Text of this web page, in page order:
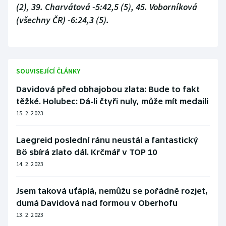
(2), 39. Charvátová -5:42,5 (5), 45. Voborníková
(všechny ČR) -6:24,3 (5).
SOUVISEJÍCÍ ČLÁNKY
Davidová před obhajobou zlata: Bude to fakt
těžké. Holubec: Dá-li čtyři nuly, může mít medaili
15. 2. 2023
Laegreid poslední ránu neustál a fantastický
Bö sbírá zlato dál. Krčmář v TOP 10
14. 2. 2023
Jsem taková uťáplá, nemůžu se pořádně rozjet,
dumá Davidová nad formou v Oberhofu
13. 2. 2023